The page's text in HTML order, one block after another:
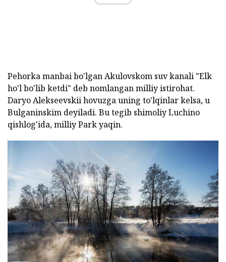
Pehorka manbai bo'lgan Akulovskom suv kanali "Elk
ho'l bo'lib ketdi" deb nomlangan milliy istirohat.
Daryo Alekseevskii hovuzga uning to'lqinlar kelsa, u
Bulganinskim deyiladi. Bu tegib shimoliy Luchino
qishlog'ida, milliy Park yaqin.